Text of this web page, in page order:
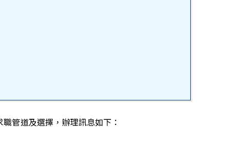
管道及選擇，辦理訊息如下：